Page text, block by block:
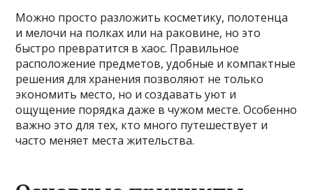
Можно просто разложить косметику, полотенца
и мелочи на полках или на раковине, но это
быстро превратится в хаос. Правильное
расположение предметов, удобные и компактные
решения для хранения позволяют не только
экономить место, но и создавать уют и
ощущение порядка даже в чужом месте. Особенно
важно это для тех, кто много путешествует и
часто меняет места жительства.